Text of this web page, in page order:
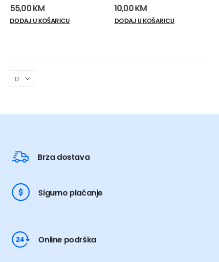
0out of 5
55,00KM
DODAJ U KOŠARICU
0out of 5
10,00KM
DODAJ U KOŠARICU
Brza dostava
Sigurno plaćanje
Online podrška